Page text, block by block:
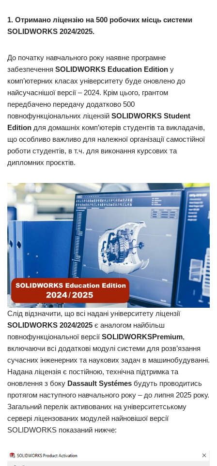
1. Отримано ліцензію на 500 робочих місць системи
SOLIDWORKS 2024/2025.
До початку навчального року наявне програмне
забезпечення SOLIDWORKS Education Edition у
комп’ютерних класах університету буде оновлено до
найсучаснішої версії – 2024. Крім цього, грантом
передбачено передачу додатково 500
повнофункціональних ліцензій SOLIDWORKS Student
Edition для домашніх комп’ютерів студентів та викладачів,
що особливо важливо для належної організації самостійної
роботи студентів, в т.ч. для виконання курсових та
дипломних проєктів.
Слід відзначити, що всі надані університету ліцензії
SOLIDWORKS 2024/2025 є аналогом найбільш
повнофункціональної версії SOLIDWORKSPremium,
включаючи всі додаткові модулі системи для розв’язання
сучасних інженерних та наукових задач в машинобудуванні.
Надана ліцензія є постійною, технічна підтримка та
оновлення з боку Dassault Systémes будуть проводитись
протягом наступного навчального року – до липня 2025 року.
Загальний перелік активованих на університетському
сервері ліцензованих модулей найновішої версії
SOLIDWORKS показаний нижче: